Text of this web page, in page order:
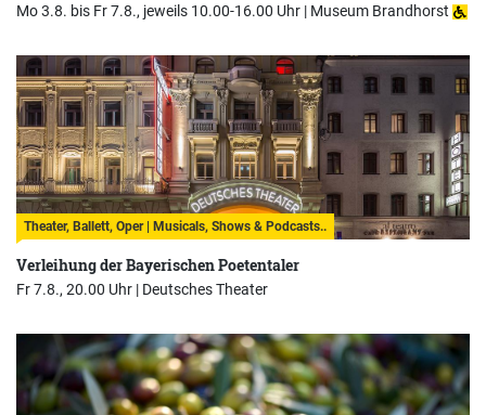
Mo 3.8. bis Fr 7.8., jeweils 10.00-16.00 Uhr | Museum Brandhorst
Theater, Ballett, Oper | Musicals, Shows & Podcasts..
Verleihung der Bayerischen Poetentaler
Fr 7.8., 20.00 Uhr | Deutsches Theater